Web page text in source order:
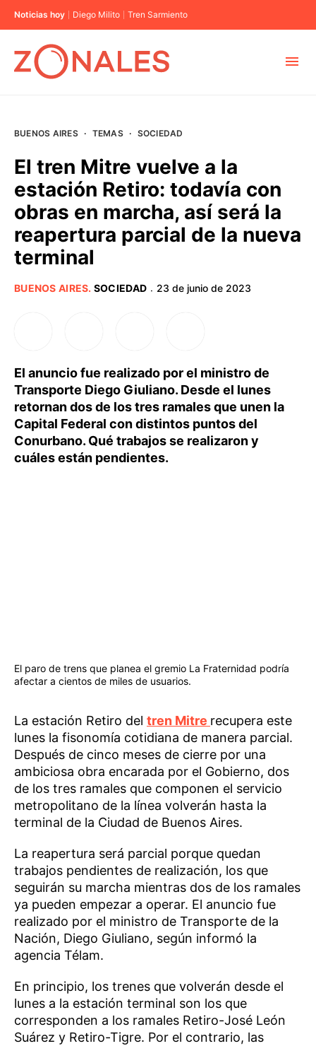
Noticias hoy Diego Milito Tren Sarmiento
BUENOS AIRES
PROVINCIAS
BUENOS AIRES · TEMAS · SOCIEDAD
El tren Mitre vuelve a la
estación Retiro: todavía con
obras en marcha, así será la
reapertura parcial de la nueva
terminal
BUENOS AIRES. SOCIEDAD · 23 de junio de 2023
El anuncio fue realizado por el ministro de
Transporte Diego Giuliano. Desde el lunes
retornan dos de los tres ramales que unen la
Capital Federal con distintos puntos del
Conurbano. Qué trabajos se realizaron y
cuáles están pendientes.
El paro de trens que planea el gremio La Fraternidad podría
afectar a cientos de miles de usuarios.
La estación Retiro del tren Mitre recupera este
lunes la fisonomía cotidiana de manera parcial.
Después de cinco meses de cierre por una
ambiciosa obra encarada por el Gobierno, dos
de los tres ramales que componen el servicio
metropolitano de la línea volverán hasta la
terminal de la Ciudad de Buenos Aires.
La reapertura será parcial porque quedan
trabajos pendientes de realización, los que
seguirán su marcha mientras dos de los ramales
ya pueden empezar a operar. El anuncio fue
realizado por el ministro de Transporte de la
Nación, Diego Giuliano, según informó la
agencia Télam.
En principio, los trenes que volverán desde el
lunes a la estación terminal son los que
corresponden a los ramales Retiro-José León
Suárez y Retiro-Tigre. Por el contrario, las